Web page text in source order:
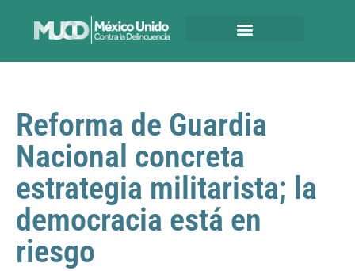
Reforma de Guardia
Nacional concreta
estrategia militarista; la
democracia está en
riesgo